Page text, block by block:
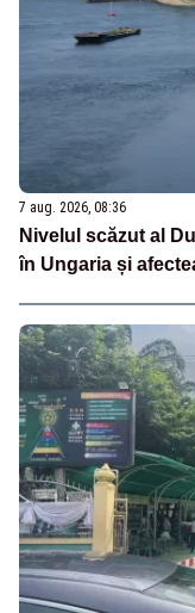
7 aug. 2026, 08:36
Nivelul scăzut al
în Ungaria și